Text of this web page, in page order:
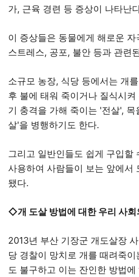
가, 근육 경련 등 증상이 나타난
이 증상들은 동물에게 해로운
스트레스, 공포, 불안 등과 관련
소규모 농장, 식당 등에서는 개
후 불에 태워 죽이거나 질식시켜
기 충격을 가해 죽이는 '전살', 목
살'을 병행하기도 한다.
그리고 일반인들도 쉽게 구입할
사용하여 사람들이 보는 앞에서
됐다.
◇개 도살 방법에 대한 우리 사회
2013년 부산 기장군 개도살장
당 경찰이 망치로 개를 때려죽
도 불구하고 이는 잔인한 방법